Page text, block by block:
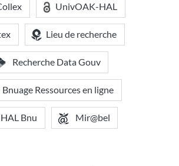
UnivOAK-HAL
Lieu de recherche
Recherche Data Gouv
Bnuage Ressources en ligne
HAL Bnu Mir@bel